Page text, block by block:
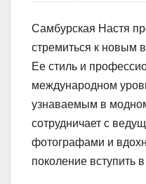
Самбурская Настя
стремиться к новым
Ее стиль и
международном
узнаваемым в
сотрудничает с
фотографами и
поколение вступить